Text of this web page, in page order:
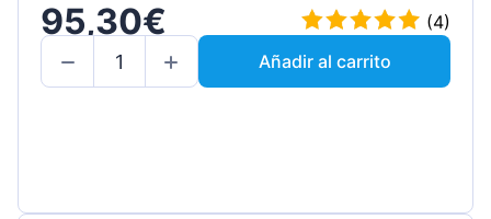
95,30€
(4)
Añadir al carrito